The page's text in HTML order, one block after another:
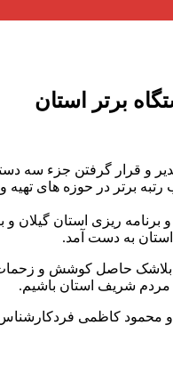
برتر استان
و قرار گرفتن جزء سه
برتر در حوزه های
به دست آمد.
بلاشک حاصل کوشش و
مردم شریف استان باشیم.